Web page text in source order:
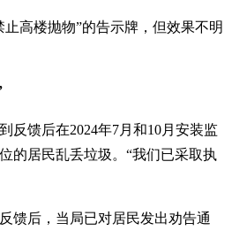
高楼抛物”的告示牌，但效果不明
反馈后在2024年7月和10月安装监
的居民乱丢垃圾。“我们已采取执
馈后，当局已对居民发出劝告通